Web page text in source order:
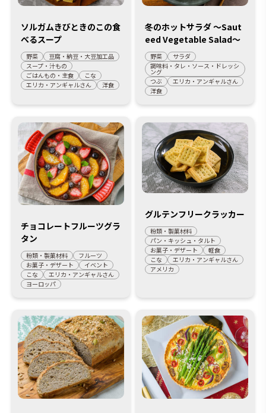
ソルガムきびときのこの食
べるスープ
野菜
豆腐・納豆・大豆加工品
スープ・汁もの
ごはんもの・主食
こな
エリカ・アンギャルさん
洋食
冬のホットサラダ ～Saut
eed Vegetable Salad～
野菜
サラダ
調味料・タレ・ソース・ドレッシ
ング
つぶ
エリカ・アンギャルさん
洋食
チョコレートフルーツグラ
タン
粉類・製菓材料
フルーツ
お菓子・デザート
イベント
こな
エリカ・アンギャルさん
ヨーロッパ
グルテンフリークラッカー
粉類・製菓材料
パン・キッシュ・タルト
お菓子・デザート
軽食
こな
エリカ・アンギャルさん
アメリカ